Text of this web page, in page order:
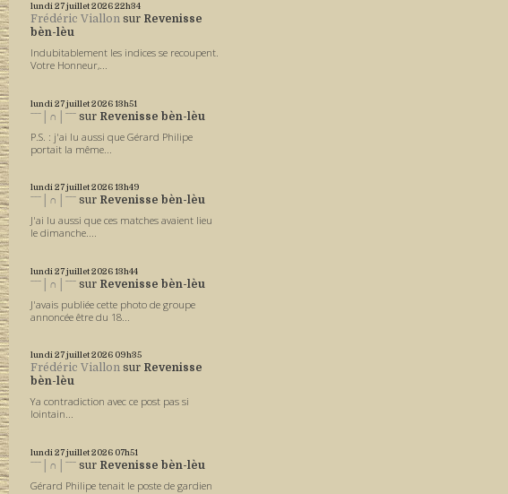
lundi 27juillet 2026 22h34
Frédéric Viallon sur Revenisse
bèn-lèu
Indubitablement les indices se recoupent.
Votre Honneur,...
lundi 27juillet 2026 13h51
ˉˉˉ│∩│ˉˉˉ sur Revenisse bèn-lèu
P.S. : j'ai lu aussi que Gérard Philipe
portait la même...
lundi 27juillet 2026 13h49
ˉˉˉ│∩│ˉˉˉ sur Revenisse bèn-lèu
J'ai lu aussi que ces matches avaient lieu
le dimanche....
lundi 27juillet 2026 13h44
ˉˉˉ│∩│ˉˉˉ sur Revenisse bèn-lèu
J'avais publiée cette photo de groupe
annoncée être du 18...
lundi 27juillet 2026 09h35
Frédéric Viallon sur Revenisse
bèn-lèu
Ya contradiction avec ce post pas si
lointain...
lundi 27juillet 2026 07h51
ˉˉˉ│∩│ˉˉˉ sur Revenisse bèn-lèu
Gérard Philipe tenait le poste de gardien